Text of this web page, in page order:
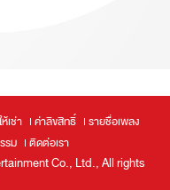
เช่า ค่าลิขสิทธิ์
รายชื่อเพลง
รม ติดต่อเรา
Co., Ltd., All rights